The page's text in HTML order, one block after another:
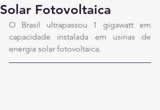
Solar Fotovoltaica
O Brasil ultrapassou 1 gigawatt em
capacidade instalada em usinas de
energia solar fotovoltaica.